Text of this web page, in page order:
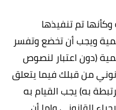
تم تنفيذها
ويجب أن تخضع وتفسر
(دون اعتبار لنصوص
من قبلك فيما يتعلق
به) يجب القيام به